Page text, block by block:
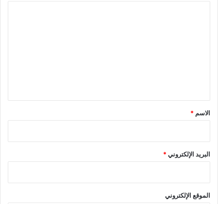
*
الاسم *
البريد الإلكتروني*
الموقع الإلكتروني